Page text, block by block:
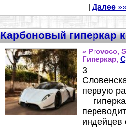
Далее
Карбоновый гиперкар
» Provoco,
Гиперкар,
3
первую
—
индейцев